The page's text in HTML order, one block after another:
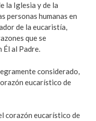
la Iglesia y de la
personas humanas en
de la eucaristía,
que se
Él al Padre.
considerado,
eucarístico de
corazón eucarístico de